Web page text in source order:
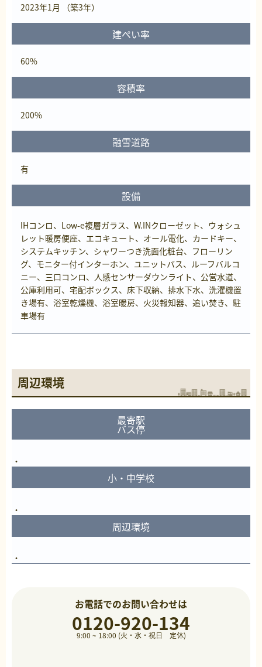
2023年1月 （築3年）
建ぺい率
60%
容積率
200%
融雪道路
有
設備
IHコンロ、Low-e複層ガラス、W.INクローゼット、ウォシュ
レット暖房便座、エコキュート、オール電化、カードキー、
システムキッチン、シャワーつき洗面化粧台、フローリン
グ、モニター付インターホン、ユニットバス、ルーフバルコ
ニー、三口コンロ、人感センサーダウンライト、公営水道、
公庫利用可、宅配ボックス、床下収納、排水下水、洗濯機置
き場有、浴室乾燥機、浴室暖房、火災報知器、追い焚き、駐
車場有
周辺環境
最寄駅
バス停
小・中学校
周辺環境
お電話でのお問い合わせは
0120-920-134
9:00 ~ 18:00 (火・水・祝日 定休)